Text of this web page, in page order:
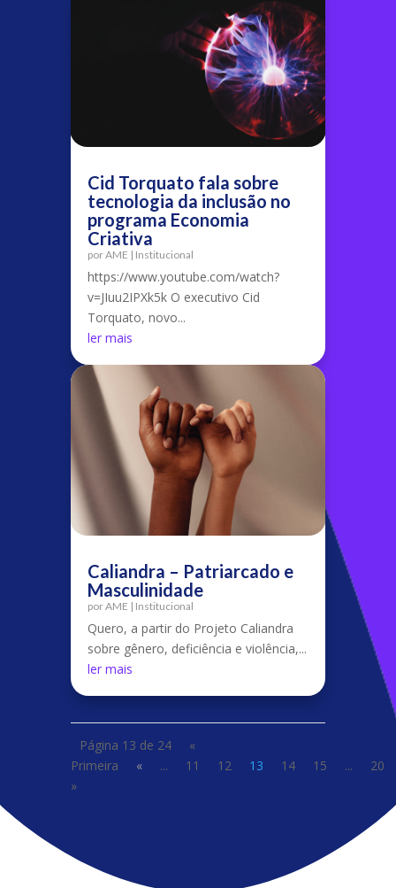
Cid Torquato fala sobre
tecnologia da inclusão no
programa Economia
Criativa
porAME | Institucional
https://www.youtube.com/watch?
v=JIuu2IPXk5k O executivo Cid
Torquato, novo...
ler mais
Caliandra – Patriarcado e
Masculinidade
porAME | Institucional
Quero, a partir do Projeto Caliandra
sobre gênero, deficiência e violência,...
ler mais
Página 13 de 24
«
Primeira
« ... 11 12 13 14 15 ...
20
»